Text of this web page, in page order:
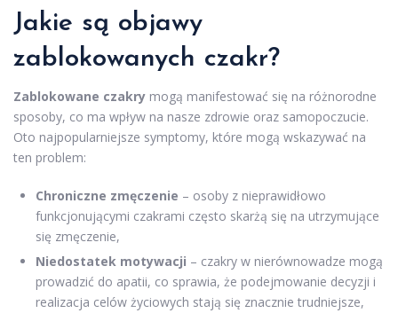
Jakie są objawy
zablokowanych czakr?
Zablokowane czakry mogą manifestować się na różnorodne
sposoby, co ma wpływ na nasze zdrowie oraz samopoczucie.
Oto najpopularniejsze symptomy, które mogą wskazywać na
ten problem:
Chroniczne zmęczenie – osoby z nieprawidłowo
funkcjonującymi czakrami często skarżą się na utrzymujące
się zmęczenie,
Niedostatek motywacji – czakry w nierównowadze mogą
prowadzić do apatii, co sprawia, że podejmowanie decyzji i
realizacja celów życiowych stają się znacznie trudniejsze,